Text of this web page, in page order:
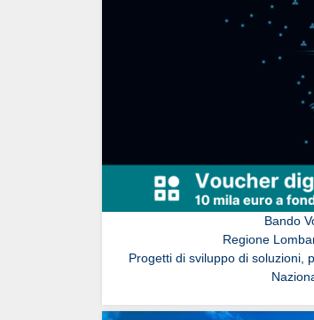
Bando
Regione
Progetti di sviluppo di soluzioni,